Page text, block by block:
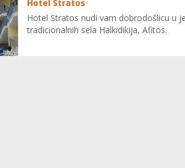
Hotel Stratos
Hotel Stratos nudi vam dobrodošlicu u
tradicionalnih sela Halkidikija, Afitos.